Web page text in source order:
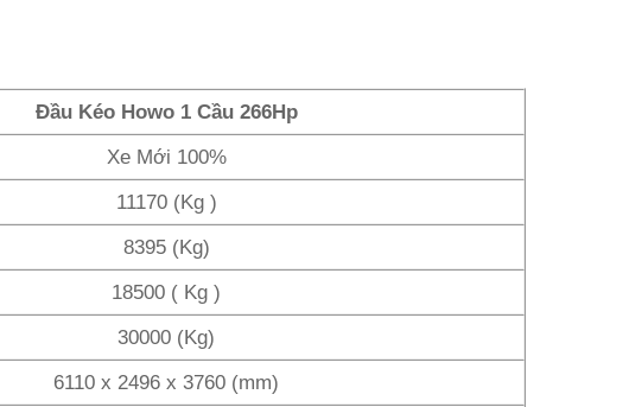
Đầu Kéo Howo 1 Cầu 266Hp
Xe Mới 100%
11170 (Kg )
8395 (Kg)
18500 ( Kg )
30000 (Kg)
6110 x 2496 x 3760 (mm)